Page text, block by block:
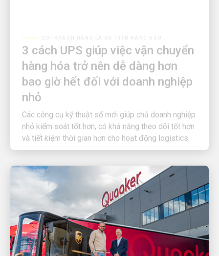
hàng hóa trở nên dễ dàng hơn
bao giờ hết đối với doanh nghiệp
nhỏ
Các công cụ kỹ thuật số mới giúp chủ doanh nghiệp
nhỏ kiểm soát tốt hơn, có khả năng theo dõi tốt hơn
và tiết kiệm thời gian hơn cho hoạt động logistics.